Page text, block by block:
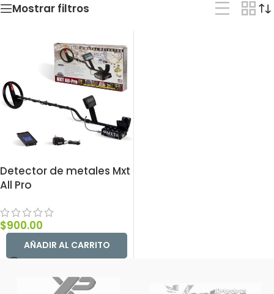
Mostrar filtros
Detector de metales Mxt
All Pro
$900.00
AÑADIR AL CARRITO